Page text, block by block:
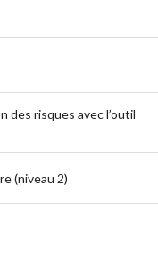
des risques avec l’outil
(niveau 2)